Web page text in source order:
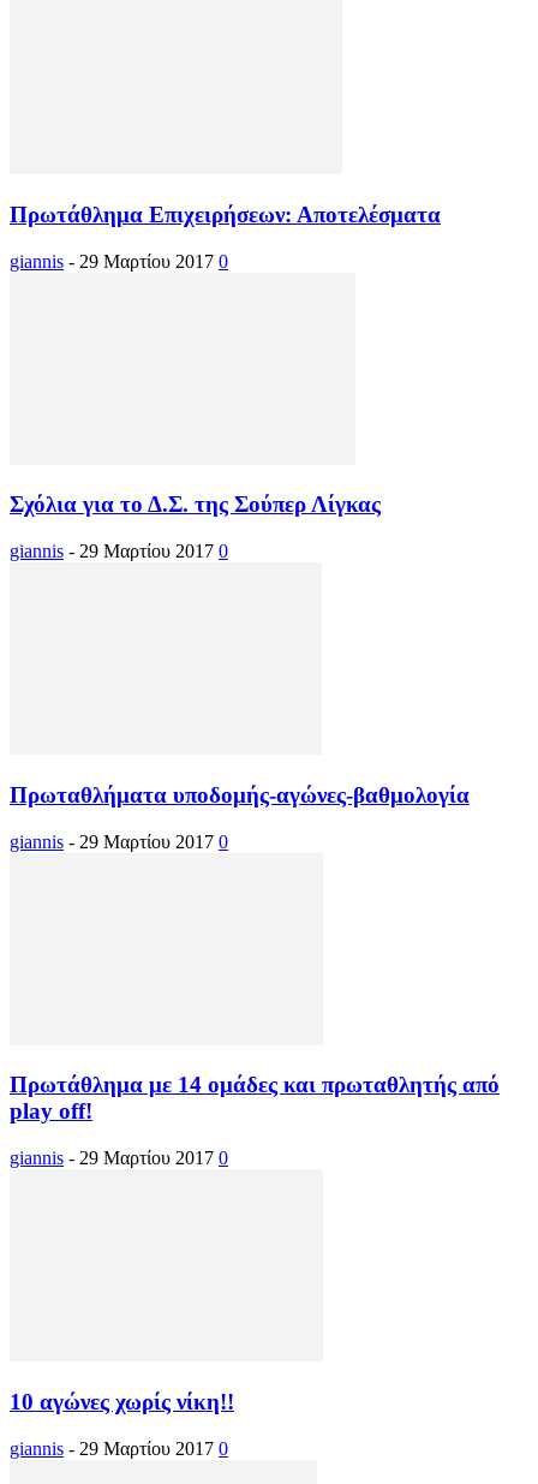
Πρωτάθλημα Επιχειρήσεων: Αποτελέσματα
giannis - 29 Μαρτίου 2017 0
Σχόλια για το Δ.Σ. της Σούπερ Λίγκας
giannis - 29 Μαρτίου 2017 0
Πρωταθλήματα υποδομής-αγώνες-βαθμολογία
giannis - 29 Μαρτίου 2017 0
Πρωτάθλημα με 14 ομάδες και πρωταθλητής από
play off!
giannis - 29 Μαρτίου 2017 0
10 αγώνες χωρίς νίκη!!
giannis - 29 Μαρτίου 2017 0